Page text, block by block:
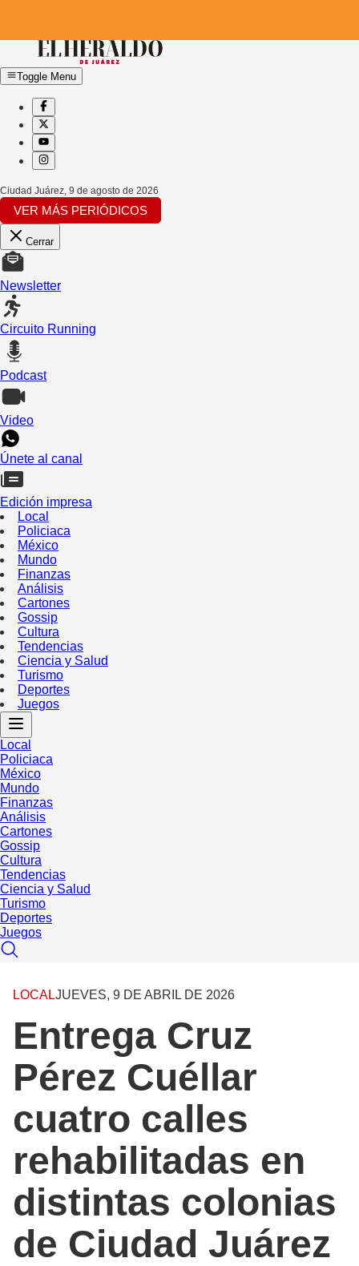
Toggle Menu
Ciudad Juárez 9 de agosto de 2026
VER MÁS PERIÓDICOS
Cerrar
Newsletter
Circuito Running
Podcast
Video
Únete al canal
Edición impresa
Local
Policiaca
México
Mundo
Finanzas
Análisis
Cartones
Gossip
Cultura
Tendencias
Ciencia y Salud
Turismo
Deportes
Juegos
Local
Policiaca
México
Mundo
Finanzas
Análisis
Cartones
Gossip
Cultura
Tendencias
Ciencia y Salud
Turismo
Deportes
Juegos
LOCALJUEVES, 9 DE ABRIL DE 2026
Entrega Cruz
Pérez Cuéllar
cuatro calles
rehabilitadas en
distintas colonias
de Ciudad Juárez